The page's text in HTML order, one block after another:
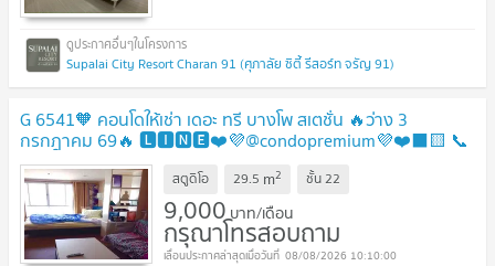
Supalai City Resort Charan 91 (ศุภาลัย ซิตี้ รีสอร์ท จรัญ 91)
G 6541🧡 คอนโดให้เช่า เดอะ ทรี บางโพ สเตชั่น 🔥ว่าง 3
กรกฎาคม 69🔥 🅻🅸🅽🅴❤️💜@condopremium💜❤️⬛🟨 📞
065 695 3645🟨⬛
สตูดิโอ 29.5 m2 ชั้น22
9,000บาท/เดือน
กรุณาโทรสอบถาม
08/08/2026 10:10:00